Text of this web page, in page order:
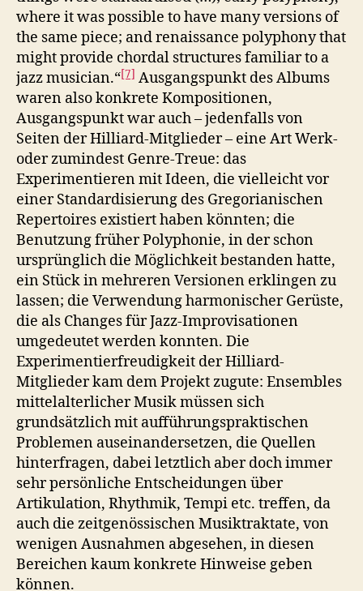
where it was possible to have many versions of
the same piece; and renaissance polyphony that
might provide chordal structures familiar to a
jazz musician.“[7] Ausgangspunkt des Albums
waren also konkrete Kompositionen,
Ausgangspunkt war auch – jedenfalls von
Seiten der Hilliard-Mitglieder – eine Art Werk-
oder zumindest Genre-Treue: das
Experimentieren mit Ideen, die vielleicht vor
einer Standardisierung des Gregorianischen
Repertoires existiert haben könnten; die
Benutzung früher Polyphonie, in der schon
ursprünglich die Möglichkeit bestanden hatte,
ein Stück in mehreren Versionen erklingen zu
lassen; die Verwendung harmonischer Gerüste,
die als Changes für Jazz-Improvisationen
umgedeutet werden konnten. Die
Experimentierfreudigkeit der Hilliard-
Mitglieder kam dem Projekt zugute: Ensembles
mittelalterlicher Musik müssen sich
grundsätzlich mit aufführungspraktischen
Problemen auseinandersetzen, die Quellen
hinterfragen, dabei letztlich aber doch immer
sehr persönliche Entscheidungen über
Artikulation, Rhythmik, Tempi etc. treffen, da
auch die zeitgenössischen Musiktraktate, von
wenigen Ausnahmen abgesehen, in diesen
Bereichen kaum konkrete Hinweise geben
können.